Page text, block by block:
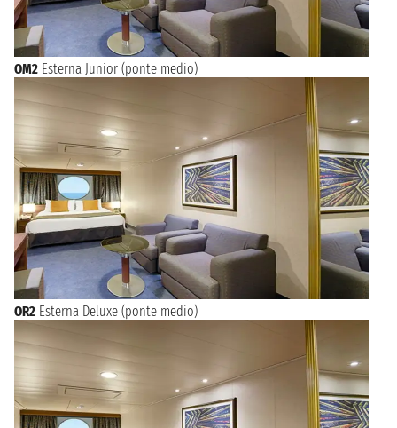
OM2 Esterna Junior (ponte medio)
OR2 Esterna Deluxe (ponte medio)